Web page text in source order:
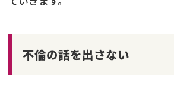
不倫の話を出さない